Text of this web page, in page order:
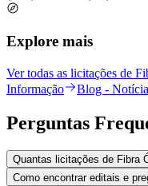
Explore mais
Ver todas as licitações de
Informação
Blog -
Perguntas
Quantas licitações de Fibra
Como encontrar editais e